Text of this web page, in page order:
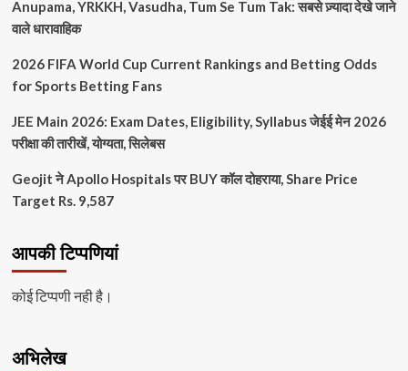
और
पढ़ें
Anupama, YRKKH, Vasudha, Tum Se Tum Tak: सबसे ज़्यादा देखे जाने
वाले धारावाहिक
2026 FIFA World Cup Current Rankings and Betting Odds
for Sports Betting Fans
JEE Main 2026: Exam Dates, Eligibility, Syllabus जेईई मेन 2026
परीक्षा की तारीखें, योग्यता, सिलेबस
Geojit ने Apollo Hospitals पर BUY कॉल दोहराया, Share Price
Target Rs. 9,587
आपकी टिप्पणियां
कोई टिप्पणी नही है।
अभिलेख